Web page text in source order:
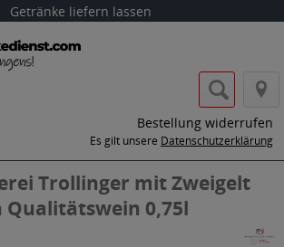
Getränke liefern lassen
Bestellung widerrufen
Es gilt unsere Datenschutzerklärung
Trollinger mit Zweigelt
0,75l